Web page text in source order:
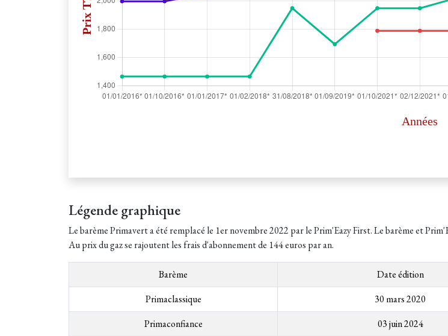
Légende graphique
Le barème Primavert a été remplacé le 1er novembre 2022 par le Prim'Eazy First. Le barème et
Au prix du gaz se rajoutent les frais d'abonnement de 144 euros par an.
Barème Date édition
Primaclassique
30 mars 2020
Primaconfiance
03 juin 2024